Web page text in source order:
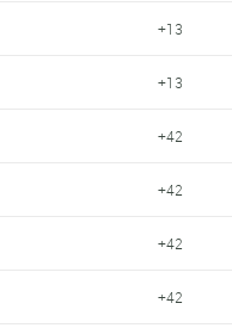
+13
+13
+42
+42
+42
+42